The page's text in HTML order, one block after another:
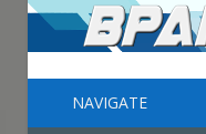
NAVIGATE